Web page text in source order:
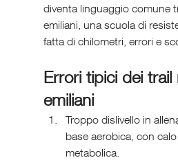
diventa linguaggio comune
emiliani, una scuola di
fatta di chilometri, errori e
Errori tipici dei
emiliani
Troppo dislivello in
base aerobica, con
metabolica.